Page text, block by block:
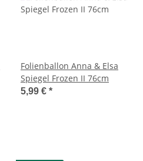
Folienballon Anna & Elsa
Spiegel Frozen II 76cm
5,99 € *